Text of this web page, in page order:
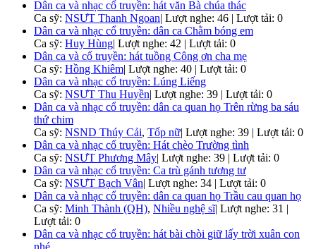
Dân ca và nhạc cổ truyền: hát văn Bà chúa thác
Ca sỹ: NSƯT Thanh Ngoan| Lượt nghe: 46 | Lượt tải: 0
Dân ca và nhạc cổ truyền: dân ca Chằm bóng em
Ca sỹ: Huy Hùng| Lượt nghe: 42 | Lượt tải: 0
Dân ca và cổ truyền: hát tuồng Công ơn cha mẹ
Ca sỹ: Hồng Khiêm| Lượt nghe: 40 | Lượt tải: 0
Dân ca và nhạc cổ truyền: Lúng Liếng
Ca sỹ: NSƯT Thu Huyền| Lượt nghe: 39 | Lượt tải: 0
Dân ca và nhạc cổ truyền: dân ca quan họ Trên rừng ba sáu
thứ chim
Ca sỹ: NSND Thúy Cải, Tốp nữ| Lượt nghe: 39 | Lượt tải: 0
Dân ca và nhạc cổ truyền: Hát chèo Trường tình
Ca sỹ: NSƯT Phương Mây| Lượt nghe: 39 | Lượt tải: 0
Dân ca và nhạc cổ truyền: Ca trù gánh tương tư
Ca sỹ: NSƯT Bạch Vân| Lượt nghe: 34 | Lượt tải: 0
Dân ca và nhạc cổ truyền: dân ca quan họ Trầu cau quan họ
Ca sỹ: Minh Thành (QH), Nhiều nghệ sĩ| Lượt nghe: 31 |
Lượt tải: 0
Dân ca và nhạc cổ truyền: hát bài chòi giữ lấy trời xuân con
nhé